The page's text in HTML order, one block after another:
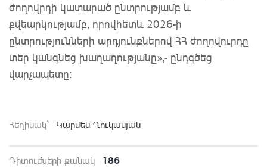
ժողովրդի կատարած ընտրությամբ և
քվեարկությամբ, որովհետև 2026-ի
ընտրությունների արդյունքներով ՀՀ ժողովուրդը
տեր կանգնեց խաղաղությանը»,- ընդգծեց
վարչապետը:
Հեղինակ` Կարմեն Ղուկասյան
Դիտումների քանակ 186